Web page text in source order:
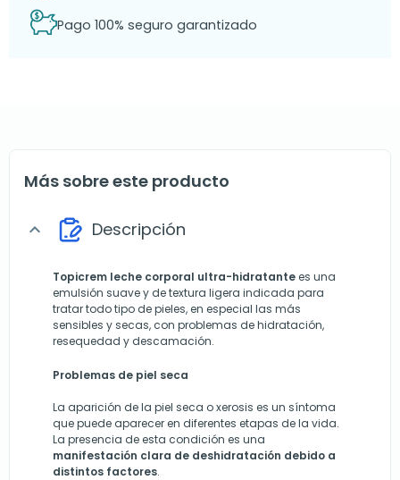
Pago 100% seguro garantizado
Más sobre este producto
expand_more Descripción
Topicrem leche corporal ultra-hidratantees una
emulsión suave y de textura ligera indicada para
tratar todo tipo de pieles, en especial las más
sensibles y secas, con problemas de hidratación,
resequedad y descamación.
Problemas de piel seca
La aparición de la piel seca o xerosis es un síntoma
que puede aparecer en diferentes etapas de la vida.
La presencia de esta condición es una
manifestación clara de deshidratación debido a
distintos factores.